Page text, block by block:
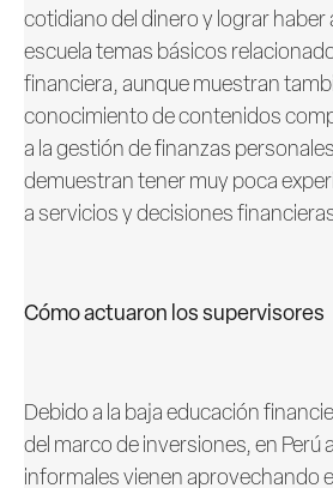
cotidiano del dinero y lograr haber
escuela temas básicos
financiera, aunque muestran
conocimiento de contenidos
a la gestión de finanzas
demuestran tener muy poca
a servicios y decisiones
Cómo actuaron los supervisores
Debido a la baja educación
del marco de inversiones, en Perú
informales vienen aprovechando